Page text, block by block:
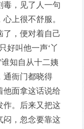
毒，见了人一句
上很不舒服。
了，便对着自己
好叫他一声‘丫
知自从十二姨
通衙门都晓得
他面拿这话说给
作。后来又把这
闷，忽念要靠这